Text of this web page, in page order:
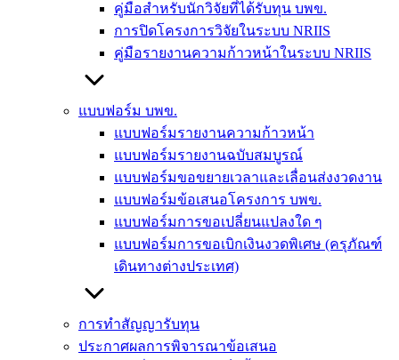
คู่มือสำหรับนักวิจัยที่ได้รับทุน บพข.
การปิดโครงการวิจัยในระบบ NRIIS
คู่มือรายงานความก้าวหน้าในระบบ NRIIS
แบบฟอร์ม บพข.
แบบฟอร์มรายงานความก้าวหน้า
แบบฟอร์มรายงานฉบับสมบูรณ์
แบบฟอร์มขอขยายเวลาและเลื่อนส่งงวดงาน
แบบฟอร์มข้อเสนอโครงการ บพข.
แบบฟอร์มการขอเปลี่ยนแปลงใด ๆ
แบบฟอร์มการขอเบิกเงินงวดพิเศษ (ครุภัณฑ์
เดินทางต่างประเทศ)
การทำสัญญารับทุน
ประกาศผลการพิจารณาข้อเสนอ